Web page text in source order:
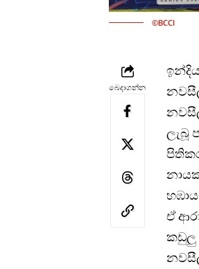
©BCCI
බෙදාගන්න
ලැබූ
ඒ
කඩුලු